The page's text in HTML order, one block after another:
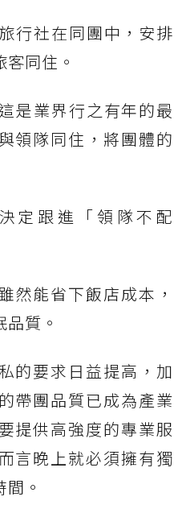
行社在同團中，安排
同住。
是業界行之有年的最
領隊同住，將團體的
定跟進「領隊不配
然能省下飯店成本，
質。
的要求日益提高，加
帶團品質已成為產業
提供高強度的專業服
言晚上就必須擁有獨
。